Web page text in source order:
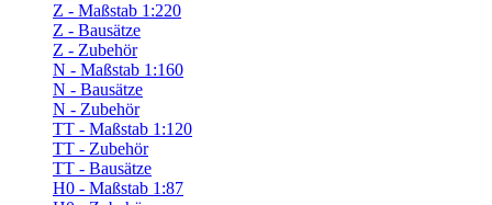
Z - Maßstab 1:220
Z - Bausätze
Z - Zubehör
N - Maßstab 1:160
N - Bausätze
N - Zubehör
TT - Maßstab 1:120
TT - Zubehör
TT - Bausätze
H0 - Maßstab 1:87